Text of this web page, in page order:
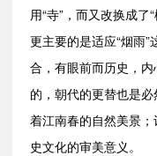
用“寺”，而又改换成了
更主要的是适应“烟雨
合，有眼前而历史，
的，朝代的更替也是
着江南春的自然美景
史文化的审美意义。